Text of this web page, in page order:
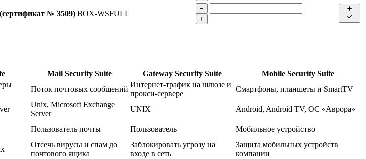
№ 3509) BOX-WSFULL
−
+
Mail Security Suite Gateway Security Suite
Mobile Security Suite
Поток почтовых сообщений
Интернет-трафик на шлюзе и
прокси-сервере
Смартфоны, планшеты и SmartTV
Unix, Microsoft Exchange
Server
UNIX
Android, Android TV, ОС «Аврора»
Пользователь почты Пользователь Мобильное устройство
Отсечь вирусы и спам до
почтового ящика
Заблокировать угрозу на
входе в сеть
Защита мобильных устройств
компании